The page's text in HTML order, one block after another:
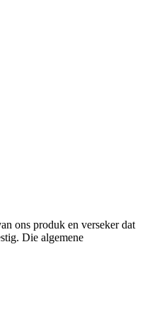
ons produk en verseker dat
Die algemene